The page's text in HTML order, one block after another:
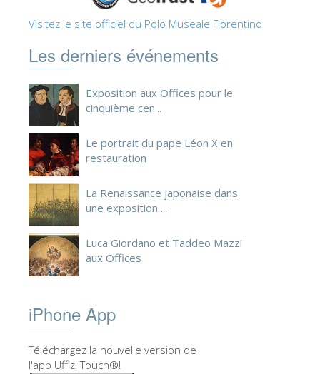
Visitez le site officiel du Polo Museale Fiorentino
Les derniers événements
Exposition aux Offices pour le
cinquième cen...
Le portrait du pape Léon X en
restauration
La Renaissance japonaise dans
une exposition ...
Luca Giordano et Taddeo Mazzi
aux Offices
iPhone App
Téléchargez la nouvelle version de
l'app Uffizi Touch®!